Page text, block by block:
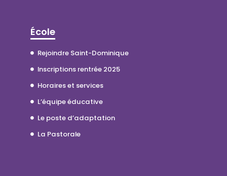
École
Rejoindre Saint-Dominique
Inscriptions rentrée 2025
Horaires et services
L’équipe éducative
Le poste d’adaptation
La Pastorale